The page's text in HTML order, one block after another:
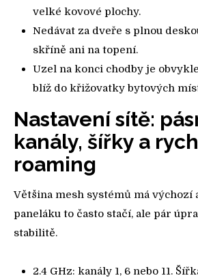
velké kovové plochy.
Nedávat za dveře s plnou
skříně ani na topení.
Uzel na konci chodby je
blíž do křižovatky bytových
Nastavení sítě:
kanály, šířky a
roaming
Většina mesh systémů má výchozí
paneláku to často stačí, ale pár
stabilitě.
2.4 GHz: kanály 1, 6 nebo 11.